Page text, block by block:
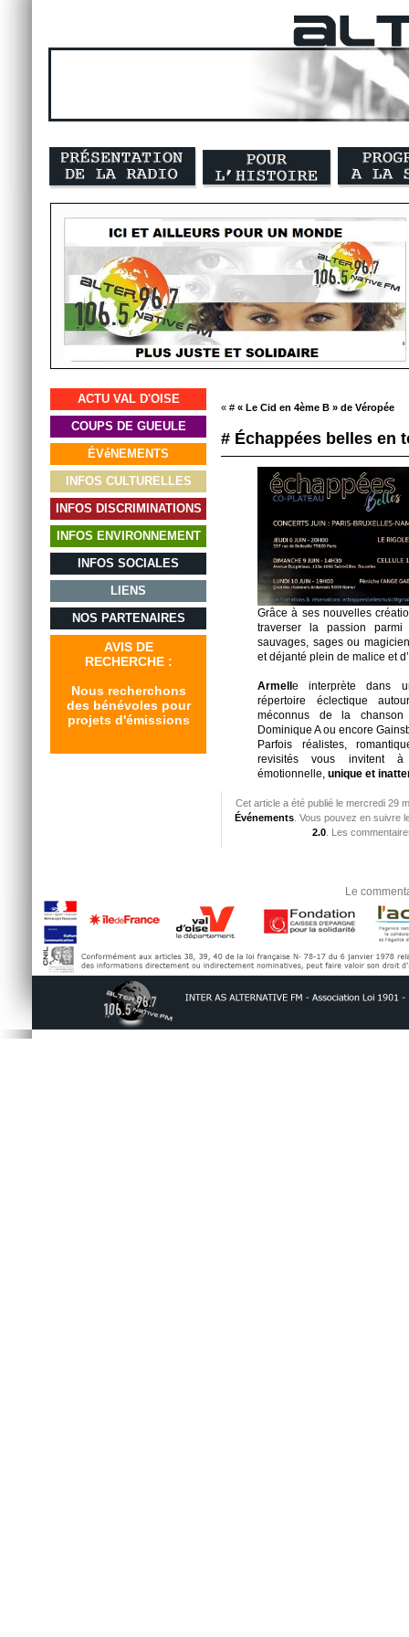
ACTU VAL D'OISE
COUPS DE GUEULE
ÉVéNEMENTS
INFOS CULTURELLES
INFOS DISCRIMINATIONS
INFOS ENVIRONNEMENT
INFOS SOCIALES
LIENS
NOS PARTENAIRES
AVIS DE
RECHERCHE :
Nous recherchons
des bénévoles pour
projets d'émissions
« # « Le Cid en 4ème B » de Véropée
# Échappées belles en
Grâce à ses nouvelles
traverser la passion
sauvages, sages ou
et déjanté plein de malice et
Armelle interprète dans
répertoire éclectique
méconnus de la chanson
Dominique A ou encore
Parfois réalistes,
revisités vous invitent à
émotionnelle, unique et
Cet article a été publié le mercredi 29
Événements . Vous pouvez en suivre
2.0 . Les
Le